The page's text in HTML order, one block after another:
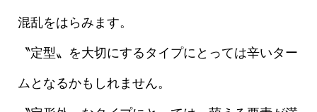
混乱をはらみます。
〝定型〟を大切にするタイプにとっては辛いター
ムとなるかもしれません。